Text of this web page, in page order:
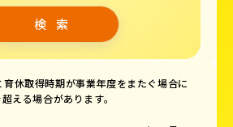
休取得時期が事業年度をまたぐ場合に
える場合があります。